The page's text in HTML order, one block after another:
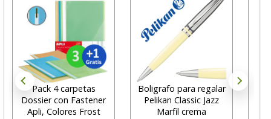
Pack 4 carpetas
Dossier con Fastener
Apli, Colores Frost
Boligrafo para regalar
Pelikan Classic Jazz
Marfil crema